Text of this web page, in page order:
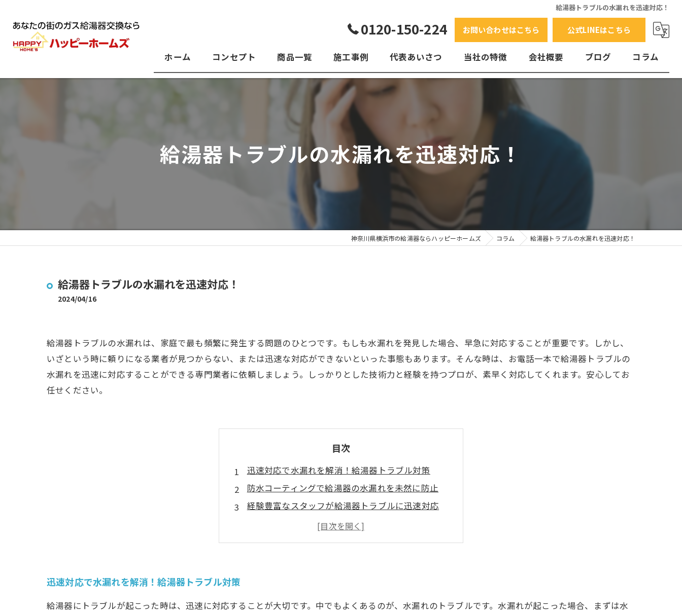
給湯器トラブルの水漏れを迅速対応！
0120-150-224 お問い合わせはこちら 公式LINEはこちら
ホーム コンセプト 商品一覧
よくある質問
施工事例 代表あいさつ 当社の特徴
故障
会社概要 ブログ コラム
給湯器トラブルの水漏れを迅速対応！
神奈川県横浜市の給湯器ならハッピーホームズ コラム 給湯器トラブルの水漏れを迅速対応！
給湯器トラブルの水漏れを迅速対応！
2024/04/16
給湯器トラブルの水漏れは、家庭で最も頻繁に発生する問題のひとつです。もしも水漏れを発見した場合、早急に対応することが重要です。しかし、
いざという時に頼りになる業者が見つからない、または迅速な対応ができないといった事態もあります。そんな時は、お電話一本で給湯器トラブルの
水漏れを迅速に対応することができる専門業者に依頼しましょう。しっかりとした技術力と経験を持つプロが、素早く対応してくれます。安心してお
任せください。
目次
迅速対応で水漏れを解消！給湯器トラブル対策
防水コーティングで給湯器の水漏れを未然に防止
経験豊富なスタッフが給湯器トラブルに迅速対応
給湯器メンテナンスが水漏れ予防につながる！
防水診断で水漏れトラブルの可能性を事前に察知！
迅速対応で水漏れを解消！給湯器トラブル対策
給湯器にトラブルが起こった時は、迅速に対応することが大切です。中でもよくあるのが、水漏れのトラブルです。水漏れが起こった場合、まずは水